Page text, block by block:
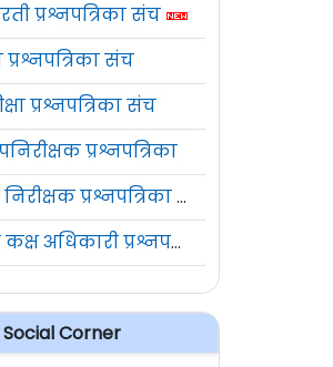
प्रश्नपत्रिका संच
संच
प्रश्नपत्रिका संच
प्रश्नपत्रिका
विक्रीकर निरीक्षक प्रश्नपत्रिका संच
सहाय्यक कक्ष अधिकारी प्रश्नपत्रिका संच
Social Corner